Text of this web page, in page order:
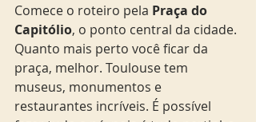
Comece o roteiro pela Praça do
Capitólio, o ponto central da cidade.
Quanto mais perto você ficar da
praça, melhor. Toulouse tem
museus, monumentos e
restaurantes incríveis. É possível